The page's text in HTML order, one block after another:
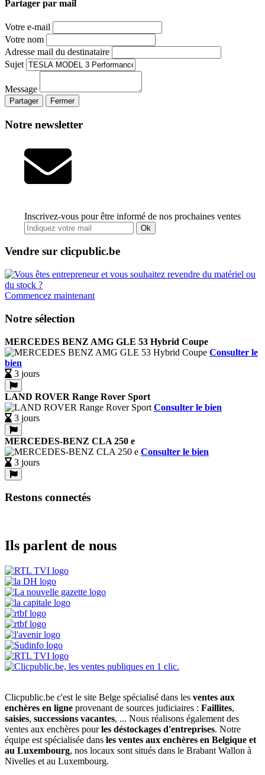
Partager par mail
Votre e-mail
Votre nom
Adresse mail du destinataire
Sujet
Message
Partager Fermer
Notre newsletter
Inscrivez-vous pour être informé de nos prochaines ventes
Ok
Vendre sur clicpublic.be
Commencez maintenant
Notre sélection
MERCEDES BENZ AMG GLE 53 Hybrid Coupe
Consulter le
bien
3 jours
LAND ROVER Range Rover Sport
Consulter le bien
3 jours
MERCEDES-BENZ CLA 250 e
Consulter le bien
3 jours
Restons connectés
Ils parlent de nous
Clicpublic.be c'est le site Belge spécialisé dans les ventes aux
enchères en ligne provenant de sources judiciaires : Faillites,
saisies, successions vacantes, ... Nous réalisons également des
ventes aux enchères pourles déstockages d'entreprises. Notre
équipe est spécialisée dans les ventes aux enchères en Belgique et
au Luxembourg, nos locaux sont situés dans le Brabant Wallon à
Nivelles et au Luxembourg.